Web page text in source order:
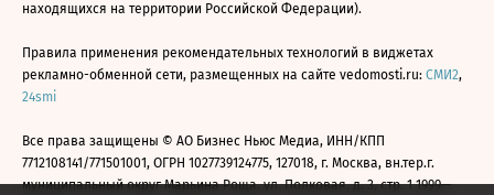
находящихся на территории Российской Федерации).
Правила применения рекомендательных технологий в виджетах
рекламно-обменной сети, размещенных на сайте vedomosti.ru: СМИ2,
24smi
Все права защищены © АО Бизнес Ньюс Медиа, ИНН/КПП
7712108141/771501001, ОГРН 1027739124775, 127018, г. Москва, вн.тер.г.
муниципальный округ Марьина Роща, ул. Полковая, д. 3, стр. 1 1999—